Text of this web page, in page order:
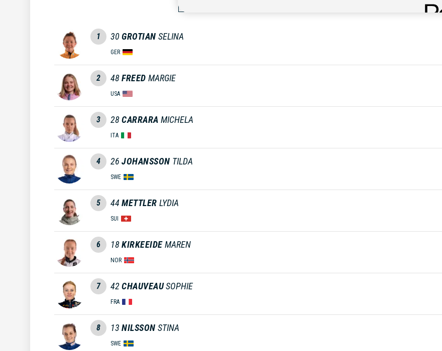
1 30 GROTIAN SELINA
GER
2 48FREED MARGIE
USA
3 28CARRARA MICHELA
ITA
4 26 JOHANSSON TILDA
SWE
5 44 METTLER LYDIA
SUI
6 18KIRKEEIDE MAREN
NOR
7 42 CHAUVEAUSOPHIE
FRA
8 13 NILSSON STINA
SWE